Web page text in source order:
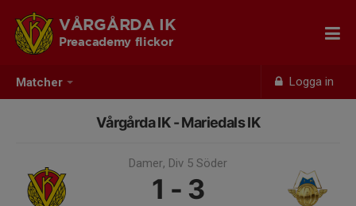
Matcher Logga in
VÅRGÅRDA IK
Preacademy flickor
Vårgårda IK - Mariedals IK
Damer, Div 5 Söder
1 - 3